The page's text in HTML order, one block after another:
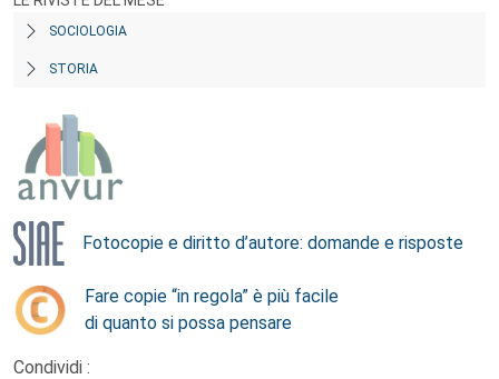
SOCIOLOGIA
STORIA
Fotocopie e diritto d’autore: domande e risposte
Fare copie “in regola” è più facile
di quanto si possa pensare
Condividi :